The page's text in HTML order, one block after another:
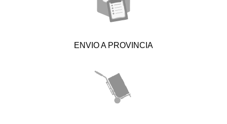
ENVIO A PROVINCIA